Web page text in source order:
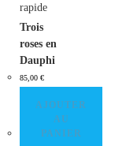
rapide
Trois
roses en
Dauphi
né –
DON
85,00 €
AJOUTER
AU
PANIER